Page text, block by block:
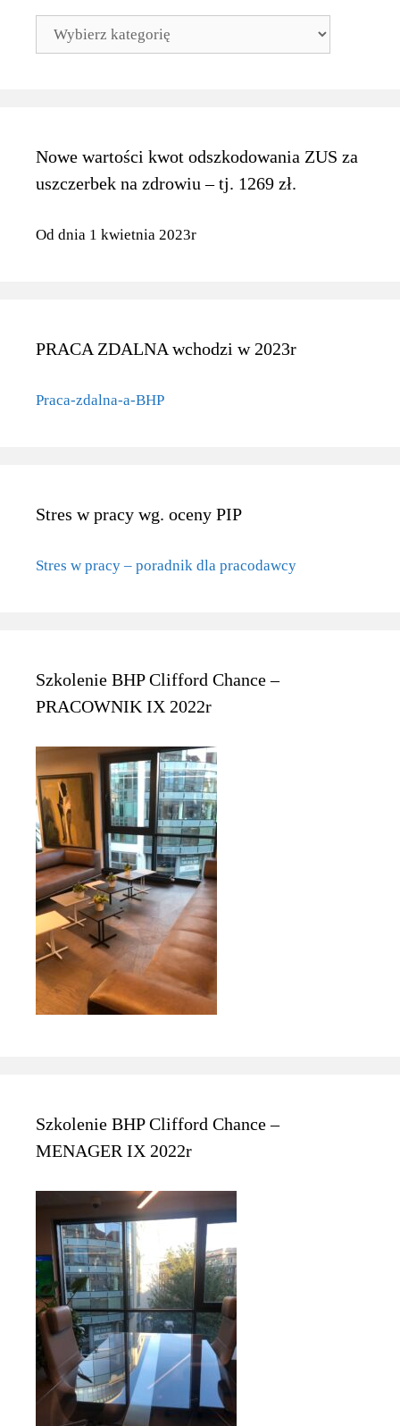
BLOKI
TEMATYCZNE
Nowe wartości kwot odszkodowania ZUS za
uszczerbek na zdrowiu – tj. 1269 zł.
Od dnia 1 kwietnia 2023r
PRACA ZDALNA wchodzi w 2023r
Praca-zdalna-a-BHP
Stres w pracy wg. oceny PIP
Stres w pracy – poradnik dla pracodawcy
Szkolenie BHP Clifford Chance –
PRACOWNIK IX 2022r
Szkolenie BHP Clifford Chance –
MENAGER IX 2022r